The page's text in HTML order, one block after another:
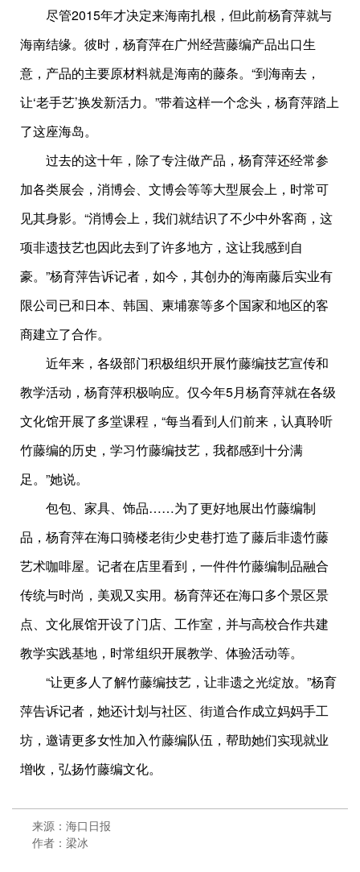
尽管2015年才决定来海南扎根，但此前杨育萍就与
海南结缘。彼时，杨育萍在广州经营藤编产品出口生
意，产品的主要原材料就是海南的藤条。“到海南去，
让‘老手艺’换发新活力。”带着这样一个念头，杨育萍踏上
了这座海岛。
过去的这十年，除了专注做产品，杨育萍还经常参
加各类展会，消博会、文博会等等大型展会上，时常可
见其身影。“消博会上，我们就结识了不少中外客商，这
项非遗技艺也因此去到了许多地方，这让我感到自
豪。”杨育萍告诉记者，如今，其创办的海南藤后实业有
限公司已和日本、韩国、柬埔寨等多个国家和地区的客
商建立了合作。
近年来，各级部门积极组织开展竹藤编技艺宣传和
教学活动，杨育萍积极响应。仅今年5月杨育萍就在各级
文化馆开展了多堂课程，“每当看到人们前来，认真聆听
竹藤编的历史，学习竹藤编技艺，我都感到十分满
足。”她说。
包包、家具、饰品……为了更好地展出竹藤编制
品，杨育萍在海口骑楼老街少史巷打造了藤后非遗竹藤
艺术咖啡屋。记者在店里看到，一件件竹藤编制品融合
传统与时尚，美观又实用。杨育萍还在海口多个景区景
点、文化展馆开设了门店、工作室，并与高校合作共建
教学实践基地，时常组织开展教学、体验活动等。
“让更多人了解竹藤编技艺，让非遗之光绽放。”杨育
萍告诉记者，她还计划与社区、街道合作成立妈妈手工
坊，邀请更多女性加入竹藤编队伍，帮助她们实现就业
增收，弘扬竹藤编文化。
来源：海口日报
作者：梁冰